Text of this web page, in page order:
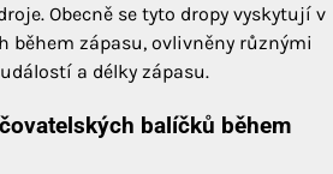
Obecně se tyto dropy vyskytují v
během zápasu, ovlivněny různými
a délky zápasu.
balíčků během